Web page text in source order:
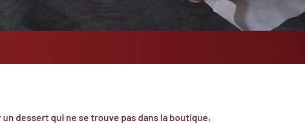
dessert qui ne se trouve pas dans la boutique,